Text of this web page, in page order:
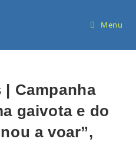
Menu
Campanha
gaivota e do
a voar”,